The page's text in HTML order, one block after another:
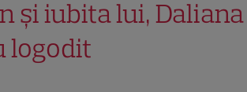
și iubita lui, Daliana
logodit